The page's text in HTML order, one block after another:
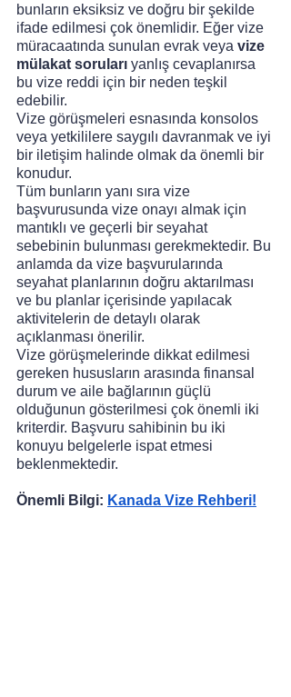
bunların eksiksiz ve doğru bir şekilde
ifade edilmesi çok önemlidir. Eğer vize
müracaatında sunulan evrak veya vize
mülakat soruları yanlış cevaplanırsa
bu vize reddi için bir neden teşkil
edebilir.
Vize görüşmeleri esnasında konsolos
veya yetkililere saygılı davranmak ve iyi
bir iletişim halinde olmak da önemli bir
konudur.
Tüm bunların yanı sıra vize
başvurusunda vize onayı almak için
mantıklı ve geçerli bir seyahat
sebebinin bulunması gerekmektedir. Bu
anlamda da vize başvurularında
seyahat planlarının doğru aktarılması
ve bu planlar içerisinde yapılacak
aktivitelerin de detaylı olarak
açıklanması önerilir.
Vize görüşmelerinde dikkat edilmesi
gereken hususların arasında finansal
durum ve aile bağlarının güçlü
olduğunun gösterilmesi çok önemli iki
kriterdir. Başvuru sahibinin bu iki
konuyu belgelerle ispat etmesi
beklenmektedir.
Önemli Bilgi: Kanada Vize Rehberi!